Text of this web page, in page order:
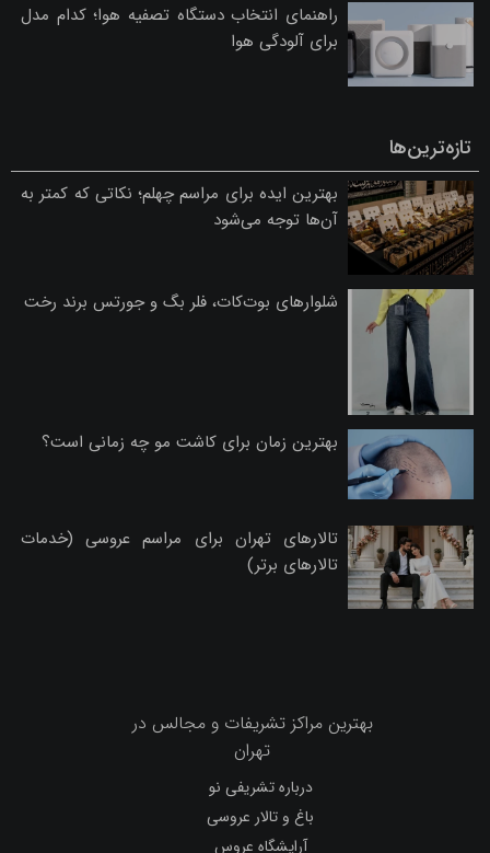
راهنمای انتخاب دستگاه تصفیه هوا؛ کدام مدل
برای آلودگی هوا
تازه‌ترین‌ها
بهترین ایده برای مراسم چهلم؛ نکاتی که کمتر به
آن‌ها توجه می‌شود
شلوارهای بوت‌کات، فلر بگ و جورتس برند رخت
بهترین زمان برای کاشت مو چه زمانی است؟
تالارهای تهران برای مراسم عروسی (خدمات
تالارهای برتر)
بهترین مراکز تشریفات و مجالس در
تهران
درباره تشریفی نو
باغ و تالار عروسی
آرایشگاه عروس